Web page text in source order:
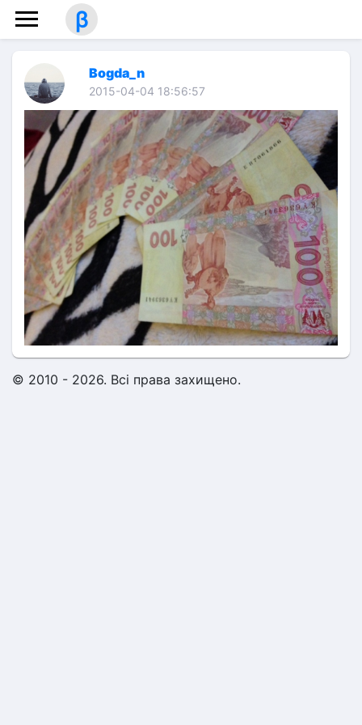
β
Bogda_n
2015-04-04 18:56:57
© 2010 - 2026. Всі права захищено.